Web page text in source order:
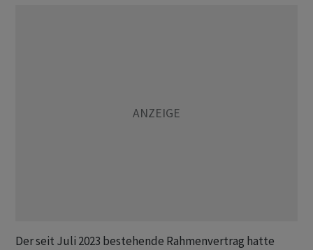
Der seit Juli 2023 bestehende Rahmenvertrag hatte